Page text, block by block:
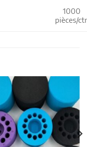
1000
pièces/